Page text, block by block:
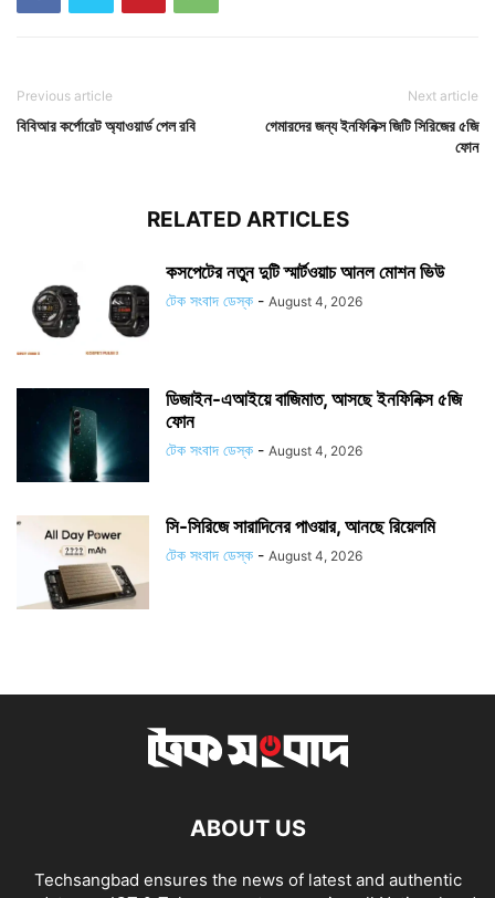
Previous article
বিবিআর কর্পোরেট অ্যাওয়ার্ড পেল রবি
Next article
গেমারদের জন্য ইনফিনিক্স জিটি সিরিজের ৫জি
ফোন
RELATED ARTICLES
কসপেটের নতুন দুটি স্মার্টওয়াচ আনল মোশন ভিউ
টেক সংবাদ ডেস্ক - August 4, 2026
ডিজাইন-এআইয়ে বাজিমাত, আসছে ইনফিনিক্স ৫জি
ফোন
টেক সংবাদ ডেস্ক - August 4, 2026
সি-সিরিজে সারাদিনের পাওয়ার, আনছে রিয়েলমি
টেক সংবাদ ডেস্ক - August 4, 2026
ABOUT US
Techsangbad ensures the news of latest and authentic